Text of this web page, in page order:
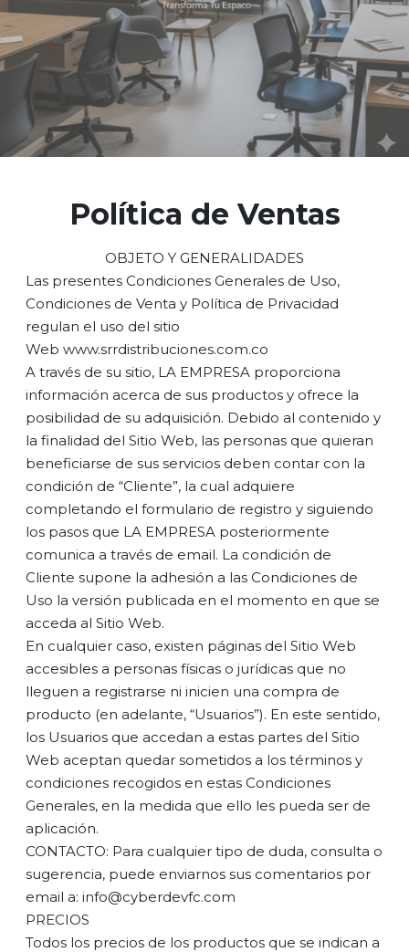
Política de Ventas
OBJETO Y GENERALIDADES
Las presentes Condiciones Generales de Uso,
Condiciones de Venta y Política de Privacidad
regulan el uso del sitio
Web www.srrdistribuciones.com.co
A través de su sitio, LA EMPRESA proporciona
información acerca de sus productos y ofrece la
posibilidad de su adquisición. Debido al contenido y
la finalidad del Sitio Web, las personas que quieran
beneficiarse de sus servicios deben contar con la
condición de “Cliente”, la cual adquiere
completando el formulario de registro y siguiendo
los pasos que LA EMPRESA posteriormente
comunica a través de email. La condición de
Cliente supone la adhesión a las Condiciones de
Uso la versión publicada en el momento en que se
acceda al Sitio Web.
En cualquier caso, existen páginas del Sitio Web
accesibles a personas físicas o jurídicas que no
lleguen a registrarse ni inicien una compra de
producto (en adelante, “Usuarios”). En este sentido,
los Usuarios que accedan a estas partes del Sitio
Web aceptan quedar sometidos a los términos y
condiciones recogidos en estas Condiciones
Generales, en la medida que ello les pueda ser de
aplicación.
CONTACTO: Para cualquier tipo de duda, consulta o
sugerencia, puede enviarnos sus comentarios por
email a: info@cyberdevfc.com
PRECIOS
Todos los precios de los productos que se indican a